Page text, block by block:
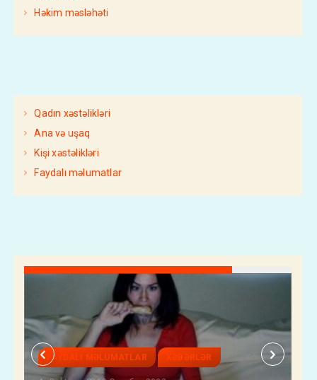
Həkim məsləhəti
Qadın xəstəlikləri
Ana və uşaq
Kişi xəstəlikləri
Faydalı məlumatlar
FAYDALI MƏLUMATLAR XƏBƏRLƏR